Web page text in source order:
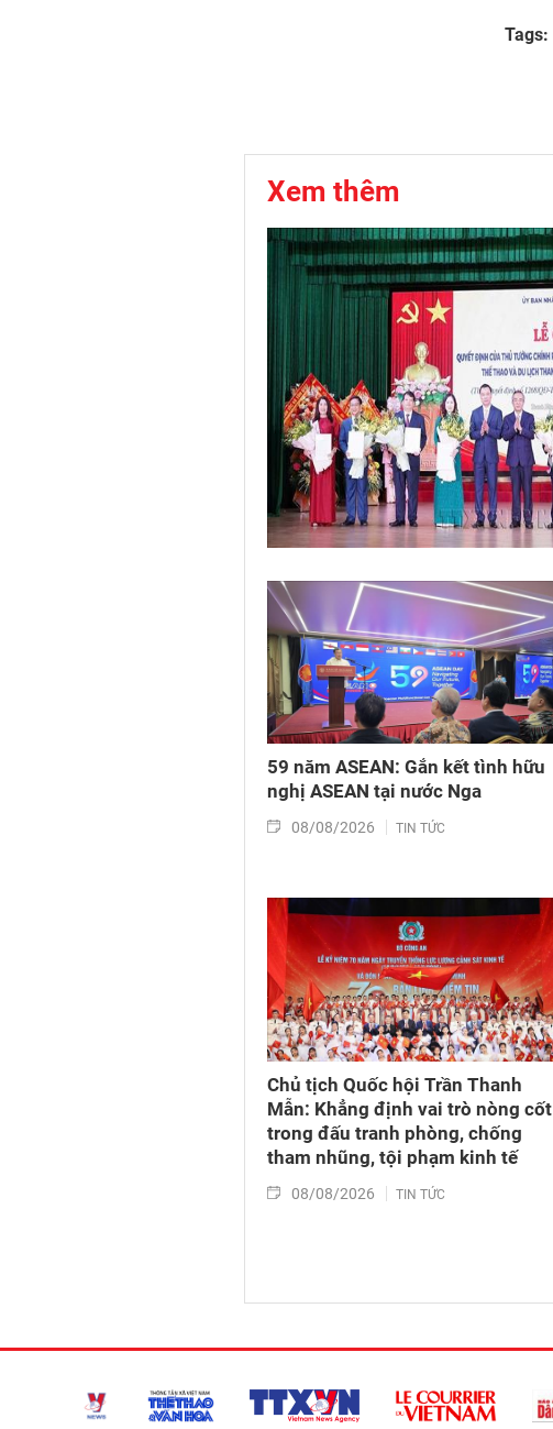
Tags:
Xem thêm
59 năm ASEAN: Gắn kết tình hữu
nghị ASEAN tại nước Nga
08/08/2026 TIN TỨC
Chủ tịch Quốc hội Trần Thanh
Mẫn: Khẳng định vai trò nòng cốt
trong đấu tranh phòng, chống
tham nhũng, tội phạm kinh tế
08/08/2026 TIN TỨC